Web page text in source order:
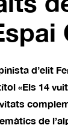
d’elit
«Els 14
de